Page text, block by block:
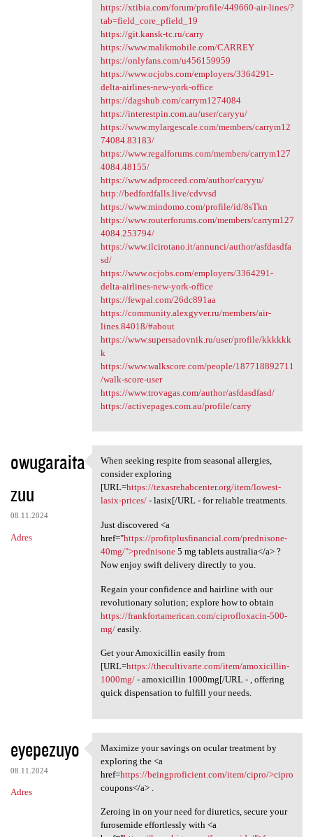
https://xtibia.com/forum/profile/449660-air-lines/?
tab=field_core_pfield_19
https://git.kansk-tc.ru/carry
https://www.malikmobile.com/CARREY
https://onlyfans.com/u456159959
https://www.ocjobs.com/employers/3364291-
delta-airlines-new-york-office
https://dagshub.com/carrym1274084
https://interestpin.com.au/user/caryyu/
https://www.mylargescale.com/members/carrym12
74084.83183/
https://www.regalforums.com/members/carrym127
4084.48155/
https://www.adproceed.com/author/caryyu/
http://bedfordfalls.live/cdvvsd
https://www.mindomo.com/profile/id/8sTkn
https://www.routerforums.com/members/carrym127
4084.253794/
https://www.ilcirotano.it/annunci/author/asfdasdfa
sd/
https://www.ocjobs.com/employers/3364291-
delta-airlines-new-york-office
https://fewpal.com/26dc891aa
https://community.alexgyver.ru/members/air-
lines.84018/#about
https://www.supersadovnik.ru/user/profile/kkkkkk
k
https://www.walkscore.com/people/187718892711
/walk-score-user
https://www.trovagas.com/author/asfdasdfasd/
https://activepages.com.au/profile/carry
owugaraita
zuu
08.11.2024
Adres
When seeking respite from
When seeking respite from seasonal allergies,
consider exploring
[URL=https://texasrehabcenter.org/item/lowest-
lasix-prices/- lasix[/URL - for reliable treatments.
Just discovered <a
href="https://profitplusfinancial.com/prednisone-
40mg/">prednisone5 mg tablets australia</a> ?
Now enjoy swift delivery directly to you.
Regain your confidence and hairline with our
revolutionary solution; explore how to obtain
https://frankfortamerican.com/ciprofloxacin-500-
mg/easily.
Get your Amoxicillin easily from
[URL=https://thecultivarte.com/item/amoxicillin-
1000mg/- amoxicillin 1000mg[/URL - , offering
quick dispensation to fulfill your needs.
eyepezuyo
08.11.2024
Adres
Maximize your savings on
Maximize your savings on ocular treatment by
exploring the <a
href=https://beingproficient.com/item/cipro/>cipro
coupons</a> .
Zeroing in on your need for diuretics, secure your
furosemide effortlessly with <a